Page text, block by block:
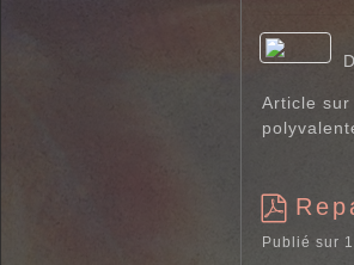
f
Article
p
Publié sur